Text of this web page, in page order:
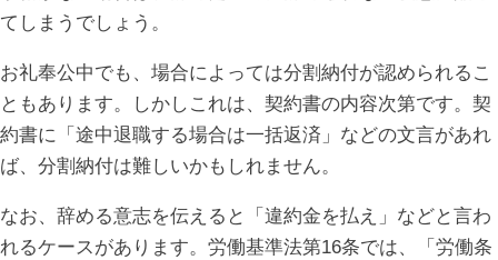
てしまうでしょう。
お礼奉公中でも、場合によっては分割納付が認められるこ
ともあります。しかしこれは、契約書の内容次第です。契
約書に「途中退職する場合は一括返済」などの文言があれ
ば、分割納付は難しいかもしれません。
なお、辞める意志を伝えると「違約金を払え」などと言わ
れるケースがあります。労働基準法第16条では、「労働条